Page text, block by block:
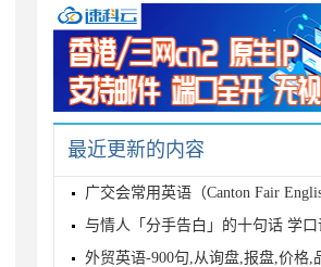
最近更新的内容
广交会常用英语（Canton Fair